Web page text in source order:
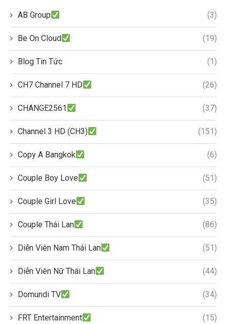
AB Group (3)
Be On Cloud (19)
Blog Tin Tức (1)
CH7 Channel 7 HD (26)
CHANGE2561 (37)
Channel 3 HD (CH3) (151)
Copy A Bangkok (6)
Couple Boy Love (51)
Couple Girl Love (35)
Couple Thái Lan (86)
Diễn Viên Nam Thái Lan (51)
Diễn Viên Nữ Thái Lan (44)
Domundi TV (34)
FRT Entertainment (15)